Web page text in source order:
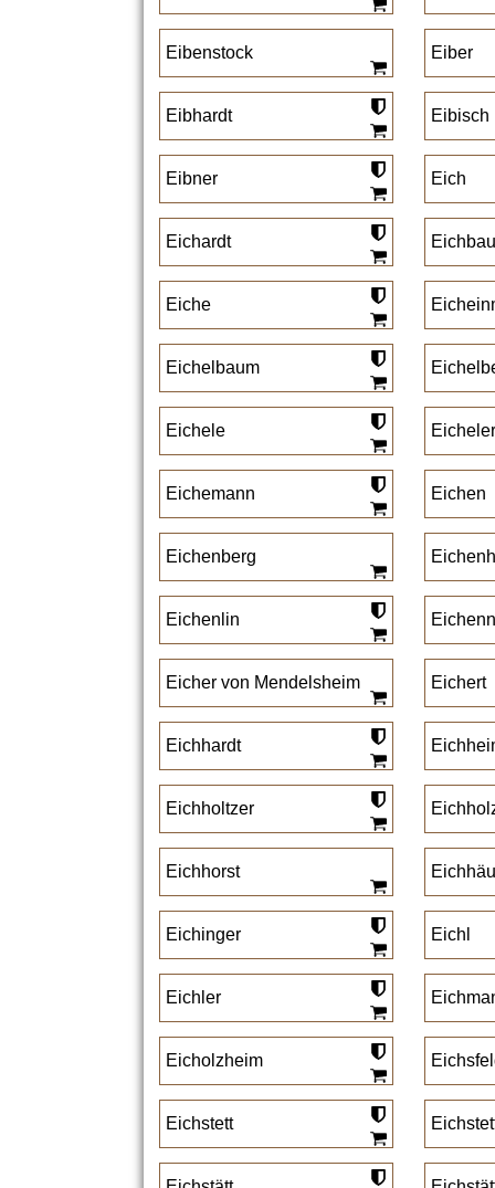
Eibenstock Eiber
Eibhardt Eibisch
Eibner Eich
Eichardt
Eiche
Eichelbaum
Eichele Eicheler
Eichemann Eichen
Eichenberg
Eichenlin
Eicher von Mendelsheim Eichert
Eichhardt
Eichholtzer
Eichhorst
Eichinger Eichl
Eichler
Eicholzheim
Eichstett